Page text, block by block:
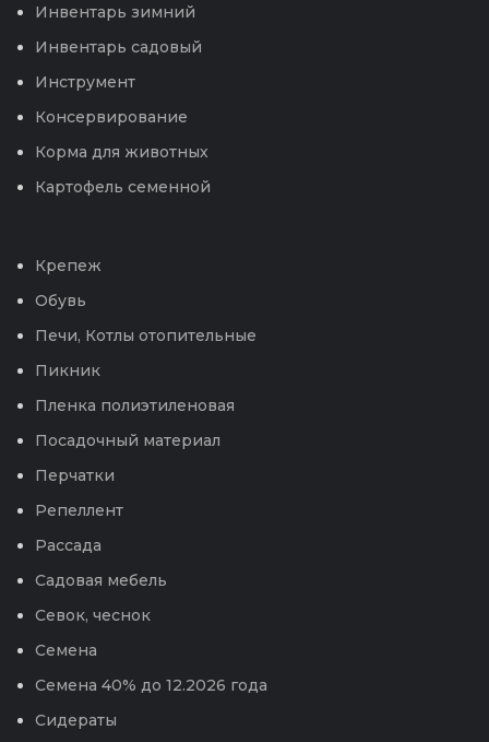
Инвентарь зимний
Инвентарь садовый
Инструмент
Консервирование
Корма для животных
Картофель семенной
Крепеж
Обувь
Печи, Котлы отопительные
Пикник
Пленка полиэтиленовая
Посадочный материал
Перчатки
Репеллент
Рассада
Садовая мебель
Севок, чеснок
Семена
Семена 40% до 12.2026 года
Сидераты